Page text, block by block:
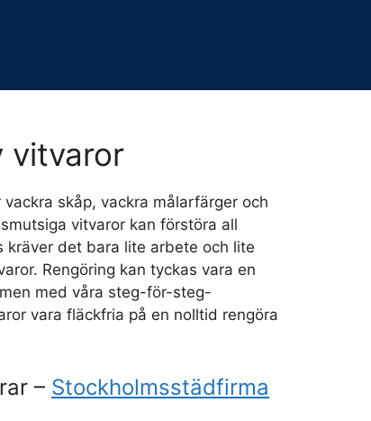
vitvaror
skåp, vackra målarfärger och
vitvaror kan förstöra all
kräver det bara lite arbete och lite
Rengöring kan tyckas vara en
med våra steg-för-steg-
vara fläckfria på en nolltid rengöra
– Stockholmsstädfirma